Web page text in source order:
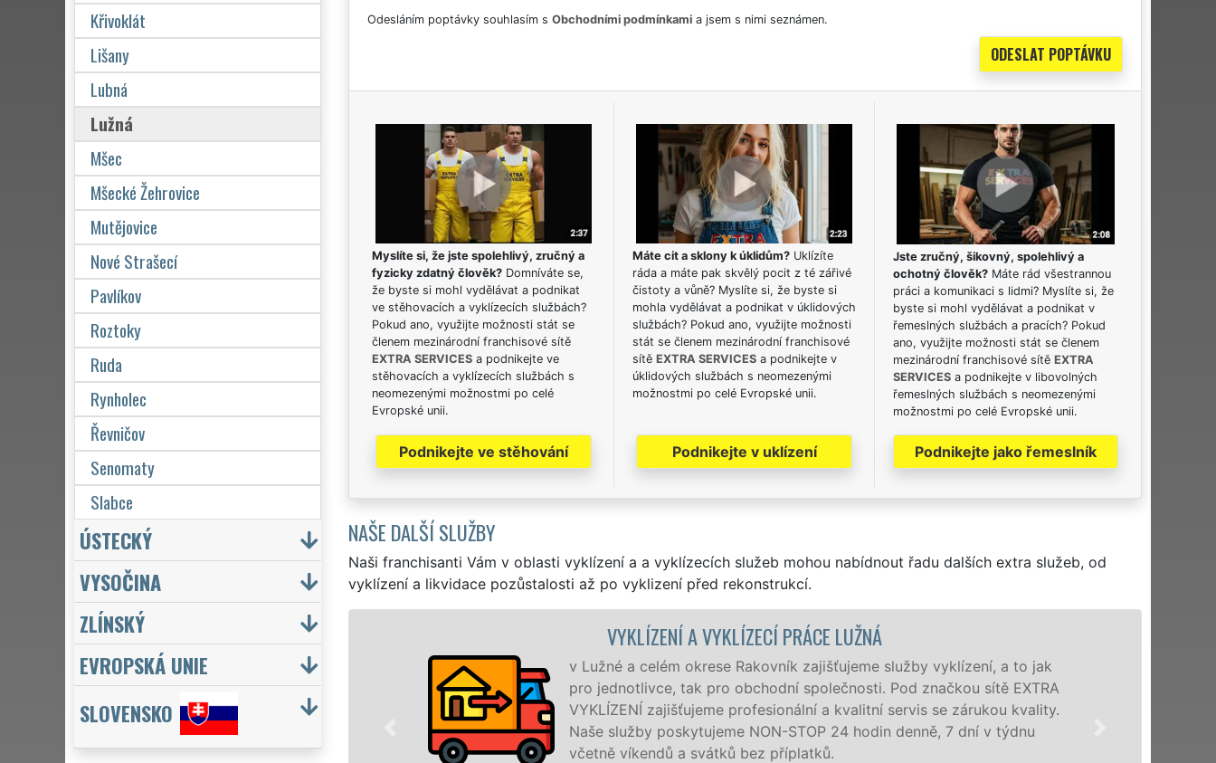
Odesláním poptávky souhlasím s Obchodními podmínkamia jsem s nimi seznámen.
Myslíte si, že jste spolehlivý, zručný a
fyzicky zdatný člověk?Domníváte se,
že byste si mohl vydělávat a podnikat
ve stěhovacích a vyklízecích službách?
Pokud ano, využijte možnosti stát se
členem mezinárodní franchisové sítě
EXTRA SERVICESa podnikejte ve
stěhovacích a vyklízecích službách s
neomezenými možnostmi po celé
Evropské unii.
Podnikejte ve stěhování
Máte cit a sklony k úklidům?Uklízíte
ráda a máte pak skvělý pocit z té zářivé
čistoty a vůně? Myslíte si, že byste si
mohla vydělávat a podnikat v úklidových
službách? Pokud ano, využijte možnosti
stát se členem mezinárodní franchisové
sítě EXTRA SERVICESa podnikejte v
úklidových službách s neomezenými
možnostmi po celé Evropské unii.
Podnikejte v uklízení
Jste zručný, šikovný, spolehlivý a
ochotný člověk? Máte rád všestrannou
práci a komunikaci s lidmi? Myslíte si, že
byste si mohl vydělávat a podnikat v
řemeslných službách a pracích? Pokud
ano, využijte možnosti stát se členem
mezinárodní franchisové sítě EXTRA
SERVICES a podnikejte v libovolných
řemeslných službách s neomezenými
možnostmi po celé Evropské unii.
Podnikejte jako řemeslník
NAŠE DALŠÍ SLUŽBY
Naši franchisanti Vám v oblasti vyklízení a a vyklízecích služeb mohou nabídnout řadu dalších extra služeb, od
vyklízení a likvidace pozůstalosti až po vyklizení před rekonstrukcí.
v Lužné a celém okrese Rakovník zajišťujeme služby vyklízení, a to jak
pro jednotlivce, tak pro obchodní společnosti. Pod značkou sítě EXTRA
VYKLÍZENÍ zajišťujeme profesionální a kvalitní servis se zárukou kvality.
Naše služby poskytujeme NON-STOP 24 hodin denně, 7 dní v týdnu
včetně víkendů a svátků bez příplatků.
Společnost EXTRA
poboček levné, přesto
okolí. Poskytujeme
Křivoklát
Lišany
Lubná
Lužná
Mšec
Mšecké Žehrovice
Mutějovice
Nové Strašecí
Pavlíkov
Roztoky
Ruda
Rynholec
Řevničov
Senomaty
Slabce
ÚSTECKÝ
VYSOČINA
ZLÍNSKÝ
EVROPSKÁ UNIE
SLOVENSKO